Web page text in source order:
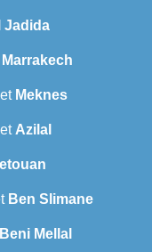
Jadida
Marrakech
et Meknes
Azilal
Ben Slimane
Beni Mellal